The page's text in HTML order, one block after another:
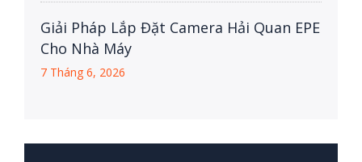
Giải Pháp Lắp Đặt Camera Hải Quan EPE
Cho Nhà Máy
7 Tháng 6, 2026